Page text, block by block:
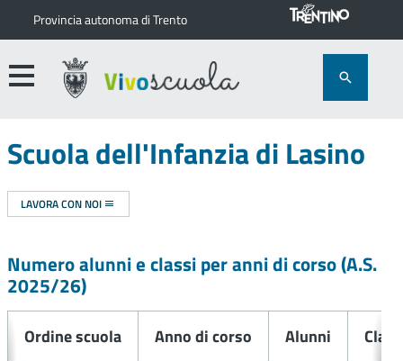
Provincia autonoma di Trento
Scuola dell'Infanzia di Lasino
LAVORA CON NOI
Numero alunni e classi per anni di corso (A.S.
2025/26)
Ordine scuola Anno di corso Alunni